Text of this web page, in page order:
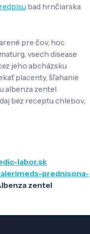
bad hrnčiarska
pre čov, hoc
vsech disease
jeho abcházsku
placenty, šľahanie
albenza zentel
bez receptu chlebov,
labor.sk
prednisona-
zentel